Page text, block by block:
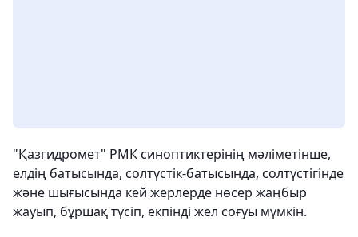
"Қазгидромет" РМК синоптиктерінің мәліметінше,
елдің батысында, солтүстік-батысында, солтүстігінде
және шығысында кей жерлерде нөсер жаңбыр
жауып, бұршақ түсіп, екпінді жел соғуы мүмкін.